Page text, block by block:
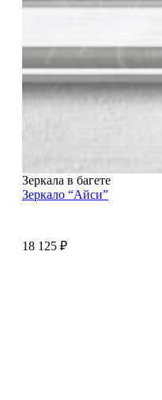
Зеркала в багете
Зеркало “Айси”
18 125 ₽